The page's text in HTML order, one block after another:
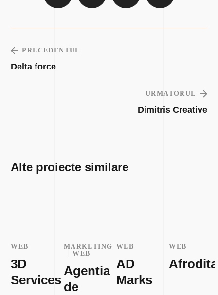
PRECEDENTUL
Delta force
URMATORUL
Dimitris Creative
Alte proiecte similare
WEB
3D
Services
MARKETING
WEB
Agentia
de
WEB
AD
Marks
WEB
Afrodita